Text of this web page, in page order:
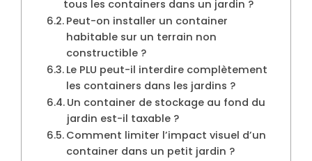
tous les containers dans un jardin ?
Peut-on installer un container
habitable sur un terrain non
constructible ?
Le PLU peut-il interdire complètement
les containers dans les jardins ?
Un container de stockage au fond du
jardin est-il taxable ?
Comment limiter l’impact visuel d’un
container dans un petit jardin ?